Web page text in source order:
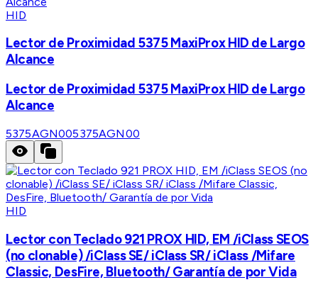
HID
Lector de Proximidad 5375 MaxiProx HID de Largo
Alcance
Lector de Proximidad 5375 MaxiProx HID de Largo
Alcance
5375AGN005375AGN00
HID
Lector con Teclado 921 PROX HID, EM /iClass SEOS
(no clonable) /iClass SE/ iClass SR/ iClass /Mifare
Classic, DesFire, Bluetooth/ Garantía de por Vida